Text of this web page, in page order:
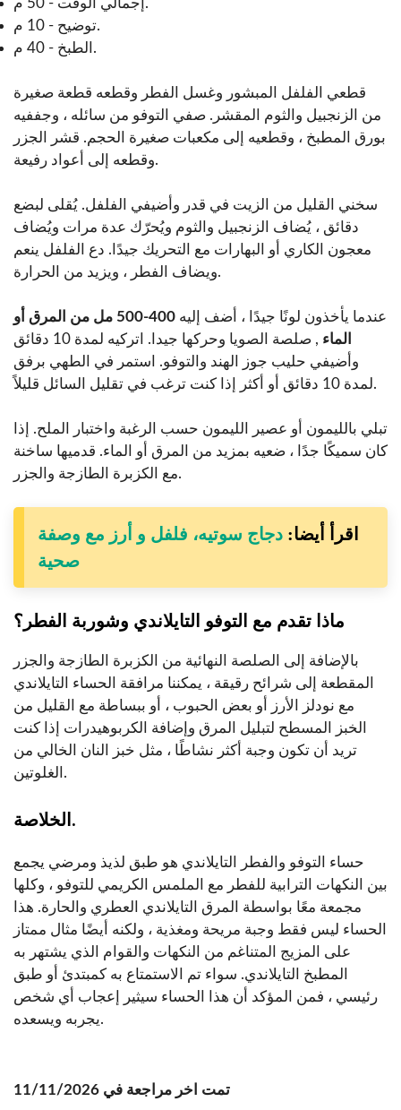
توضيح - 10 م.
الطبخ - 40 م.
قطعي الفلفل المبشور وغسل الفطر وقطعه قطعة صغيرة
من الزنجبيل والثوم المقشر. صفي التوفو من سائله ، وجففيه
بورق المطبخ ، وقطعيه إلى مكعبات صغيرة الحجم. قشر الجزر
وقطعه إلى أعواد رفيعة.
سخني القليل من الزيت في قدر وأضيفي الفلفل. يُقلى لبضع
دقائق ، يُضاف الزنجبيل والثوم ويُحرّك عدة مرات ويُضاف
معجون الكاري أو البهارات مع التحريك جيدًا. دع الفلفل ينعم
ويضاف الفطر ، ويزيد من الحرارة.
عندما يأخذون لونًا جيدًا ، أضف إليه
400-500 مل من المرق أو
الماء
, صلصة الصويا وحركها جيدا. اتركيه لمدة 10 دقائق
وأضيفي حليب جوز الهند والتوفو. استمر في الطهي برفق
لمدة 10 دقائق أو أكثر إذا كنت ترغب في تقليل السائل قليلاً.
تبلي بالليمون أو عصير الليمون حسب الرغبة واختبار الملح. إذا
كان سميكًا جدًا ، ضعيه بمزيد من المرق أو الماء. قدميها ساخنة
مع الكزبرة الطازجة والجزر.
اقرأ أيضا: دجاج سوتيه، فلفل و أرز مع وصفة
صحية
ماذا تقدم مع التوفو التايلاندي وشوربة الفطر؟
بالإضافة إلى الصلصة النهائية من الكزبرة الطازجة والجزر
المقطعة إلى شرائح رقيقة ، يمكننا مرافقة الحساء التايلاندي
مع نودلز الأرز أو بعض الحبوب ، أو ببساطة مع القليل من
الخبز المسطح لتبليل المرق وإضافة الكربوهيدرات إذا كنت
تريد أن تكون وجبة أكثر نشاطًا ، مثل خبز النان الخالي من
الغلوتين.
الخلاصة.
حساء التوفو والفطر التايلاندي هو طبق لذيذ ومرضي يجمع
بين النكهات الترابية للفطر مع الملمس الكريمي للتوفو ، وكلها
مجمعة معًا بواسطة المرق التايلاندي العطري والحارة. هذا
الحساء ليس فقط وجبة مريحة ومغذية ، ولكنه أيضًا مثال ممتاز
على المزيج المتناغم من النكهات والقوام الذي يشتهر به
المطبخ التايلاندي. سواء تم الاستمتاع به كمبتدئ أو طبق
رئيسي ، فمن المؤكد أن هذا الحساء سيثير إعجاب أي شخص
يجربه ويسعده.
تمت اخر مراجعة في 11/11/2026